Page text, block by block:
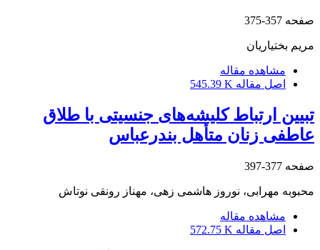
صفحه 357-375
مریم بختیاریان
مشاهده مقاله
اصل مقاله 545.39 K
تبیین ارتباط کلیشه‌های جنسیتی با طلاق
عاطفی زنان متأهل بندرعباس
صفحه 377-397
محبوبه مهرابی، نوروز هاشمی زهی، مهناز رونقی نوتاش
مشاهده مقاله
اصل مقاله 572.75 K